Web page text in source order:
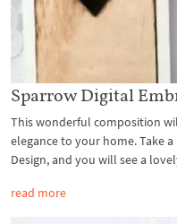
Sparrow Digital
This wonderful composition
elegance to your home. Take
Design, and you will see a
read more